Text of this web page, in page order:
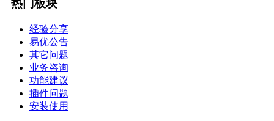
热门板块
经验分享
易优公告
其它问题
业务咨询
功能建议
插件问题
安装使用